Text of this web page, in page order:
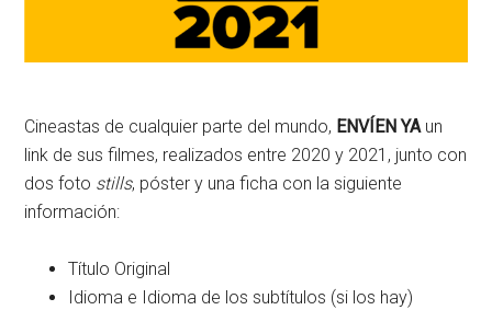
Cineastas de cualquier parte del mundo, ENVÍEN YAun
link de sus filmes, realizados entre 2020 y 2021, junto con
dos foto stills, póster y una ficha con la siguiente
información:
Título Original
Idioma e Idioma de los subtítulos (si los hay)